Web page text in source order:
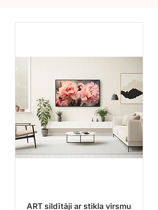
ART sildītāji ar stikla virsmu